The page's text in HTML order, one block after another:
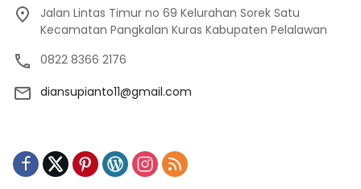
Jalan Lintas Timur no 69 Kelurahan Sorek Satu
Kecamatan Pangkalan Kuras Kabupaten Pelalawan
0822 8366 2176
diansupianto11@gmail.com